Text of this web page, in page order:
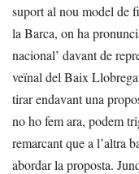
suport al nou model de
la Barca, on ha
nacional’ davant de
veïnal del Baix
tirar endavant una
no ho fem ara, podem
remarcant que a l’altra
abordar la proposta.